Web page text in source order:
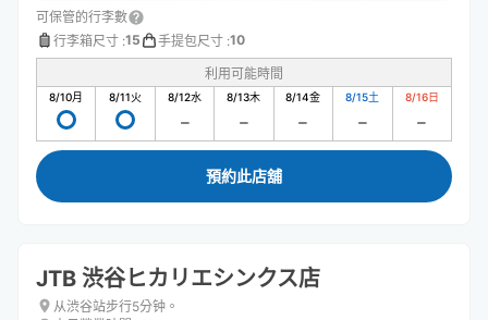
可保管的行李數
行李箱尺寸 :15 手提包尺寸 :10
利用可能時間
8/10月 8/11火 8/12水 8/13木 8/14金 8/15土 8/16日
預約此店舖
JTB 渋谷ヒカリエシンクス店
从渋谷站步行5分钟。